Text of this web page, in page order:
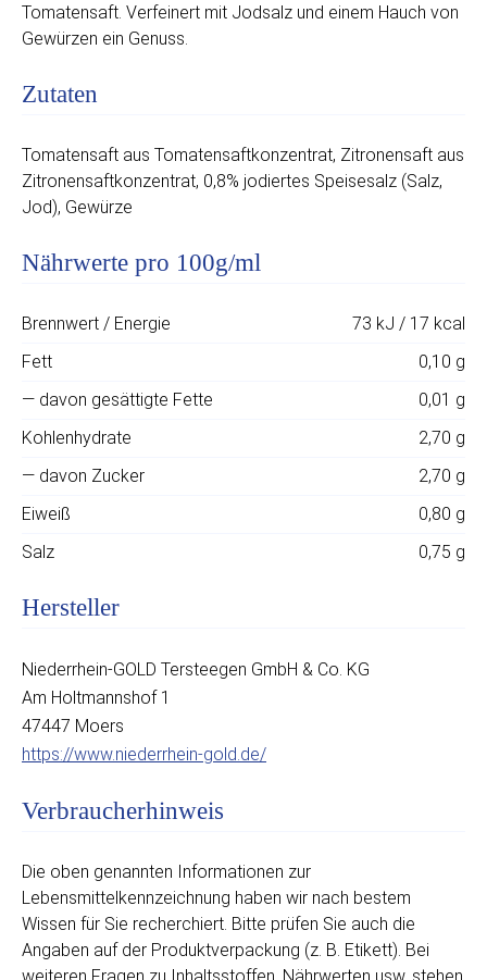
Tomatensaft. Verfeinert mit Jodsalz und einem Hauch von
Gewürzen ein Genuss.
Zutaten
Tomatensaft aus Tomatensaftkonzentrat, Zitronensaft aus
Zitronensaftkonzentrat, 0,8% jodiertes Speisesalz (Salz,
Jod), Gewürze
Nährwerte pro 100g/ml
Brennwert / Energie
73 kJ / 17 kcal
Fett
0,10 g
— davon gesättigte Fette
0,01 g
Kohlenhydrate
2,70 g
— davon Zucker
2,70 g
Eiweiß
0,80 g
Salz
0,75 g
Hersteller
Niederrhein-GOLD Tersteegen GmbH & Co. KG
Am Holtmannshof 1
47447 Moers
https://www.niederrhein-gold.de/
Verbraucherhinweis
Die oben genannten Informationen zur
Lebensmittelkennzeichnung haben wir nach bestem
Wissen für Sie recherchiert. Bitte prüfen Sie auch die
Angaben auf der Produktverpackung (z. B. Etikett). Bei